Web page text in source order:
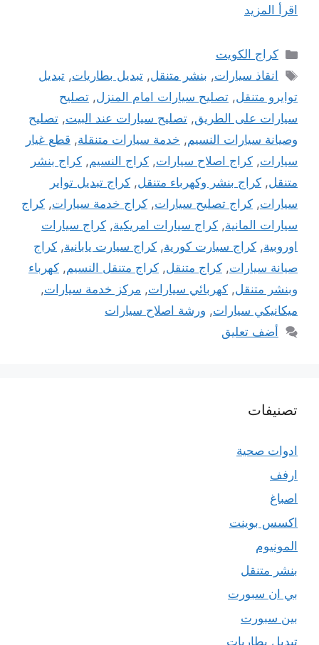
اقرأ المزيد
التصنيفات
كراج الكويت
الوسوم
انقاذ سيارات, بنشر متنقل,تبديل بطاريات,تبديل
توايرو متنقل, تصليح سيارات امام المنزل, تصليح
سيارات على الطريق, تصليح سيارات عند البيت, تصليح
وصيانة سيارات النسيم, خدمة سيارات متنقلة, قطع غيار
سيارات, كراج اصلاح سيارات, كراج النسيم, كراج بنشر
متنقل, كراج بنشر وكهرباء متنقل, كراج تبديل تواير
سيارات, كراج تصليح سيارات, كراج خدمة سيارات, كراج
سيارات المانية, كراج سيارات امريكية, كراج سيارات
اوروبية, كراج سيارت كورية, كراج سيارت يابانية, كراج
صيانة سيارات, كراج متنقل, كراج متنقل النسيم, كهرباء
وبنشر متنقل, كهربائي سيارات, مركز خدمة سيارات,
ميكانيكي سيارات, ورشة اصلاح سيارات
أضف تعليق
تصنيفات
ادوات صحية
ارفف
اصباغ
اكسس بوينت
المونيوم
بنشر متنقل
بي ان سبورت
بين سبورت
تبديل بطاريات